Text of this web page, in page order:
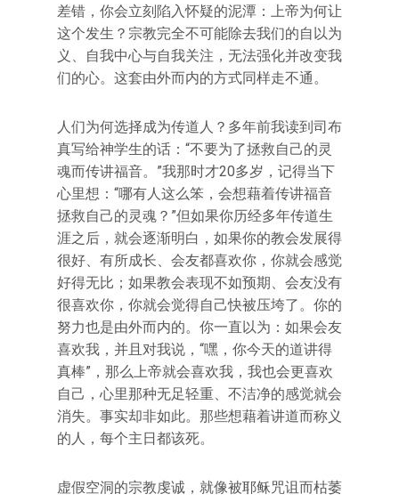
差错，你会立刻陷入怀疑的泥潭：上帝为何让
这个发生？宗教完全不可能除去我们的自以为
义、自我中心与自我关注，无法强化并改变我
们的心。这套由外而内的方式同样走不通。
人们为何选择成为传道人？多年前我读到司布
真写给神学生的话：“不要为了拯救自己的灵
魂而传讲福音。”我那时才20多岁，记得当下
心里想：“哪有人这么笨，会想藉着传讲福音
拯救自己的灵魂？”但如果你历经多年传道生
涯之后，就会逐渐明白，如果你的教会发展得
很好、有所成长、会友都喜欢你，你就会感觉
好得无比；如果教会表现不如预期、会友没有
很喜欢你，你就会觉得自己快被压垮了。你的
努力也是由外而内的。你一直以为：如果会友
喜欢我，并且对我说，“嘿，你今天的道讲得
真棒”，那么上帝就会喜欢我，我也会更喜欢
自己，心里那种无足轻重、不洁净的感觉就会
消失。事实却非如此。那些想藉着讲道而称义
的人，每个主日都该死。
虚假空洞的宗教虔诚，就像被耶稣咒诅而枯萎